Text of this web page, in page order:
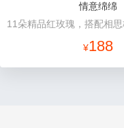
情意绵绵
¥188